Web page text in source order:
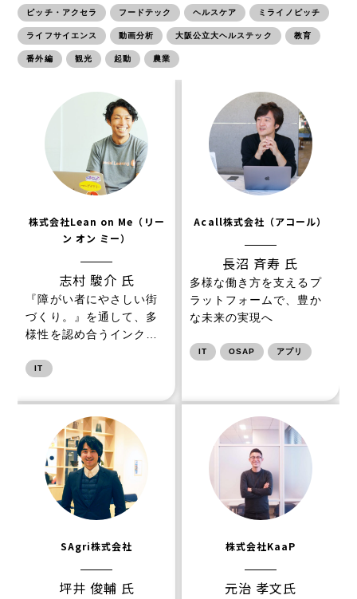
ピッチ・アクセラ フードテック ヘルスケア ミライノピッチ
ライフサイエンス 動画分析 大阪公立大ヘルステック 教育
番外編 観光 起動 農業
株式会社Lean on Me（リー
ン オン ミー）
志村 駿介 氏
『障がい者にやさしい街
づくり。』を通して、多
様性を認め合うインク…
IT
Acall株式会社（アコール）
長沼 斉寿 氏
多様な働き方を支えるプ
ラットフォームで、豊か
な未来の実現へ
IT OSAP アプリ
SAgri株式会社
坪井 俊輔 氏
株式会社KaaP
元治 孝文氏